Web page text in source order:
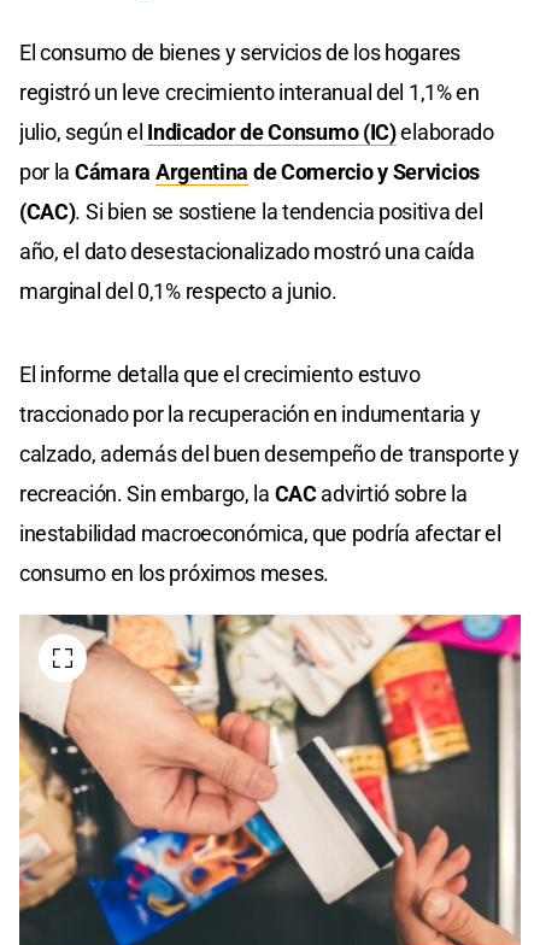
El consumo de bienes y servicios de los hogares
registró un leve crecimiento interanual del 1,1% en
julio, según el Indicador de Consumo (IC)elaborado
por la Cámara Argentina de Comercio y Servicios
(CAC). Si bien se sostiene la tendencia positiva del
año, el dato desestacionalizado mostró una caída
marginal del 0,1% respecto a junio.
El informe detalla que el crecimiento estuvo
traccionado por la recuperación en indumentaria y
calzado, además del buen desempeño de transporte y
recreación. Sin embargo, la CACadvirtió sobre la
inestabilidad macroeconómica, que podría afectar el
consumo en los próximos meses.